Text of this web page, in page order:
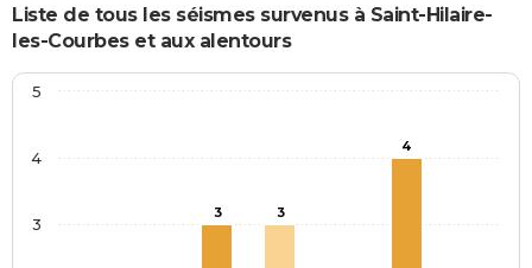
Liste de tous les séismes survenus à Saint-Hilaire-
les-Courbes et aux alentours
3 3
4
3
4
5